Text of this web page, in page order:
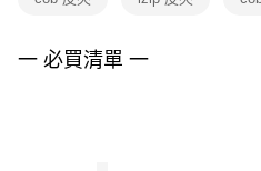
４．使用「AFTEE先享後付」時，將依
一 必買清單 一